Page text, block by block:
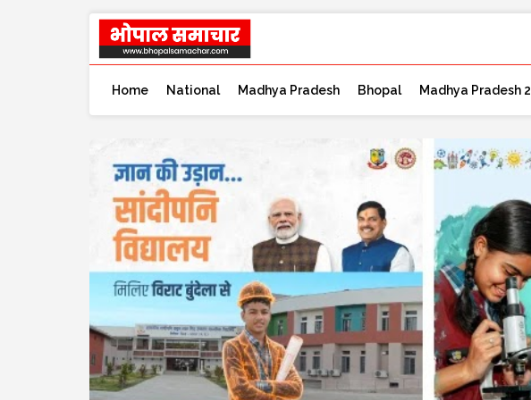
Home National Madhya Pradesh Bhopal Madhya Pradesh 2